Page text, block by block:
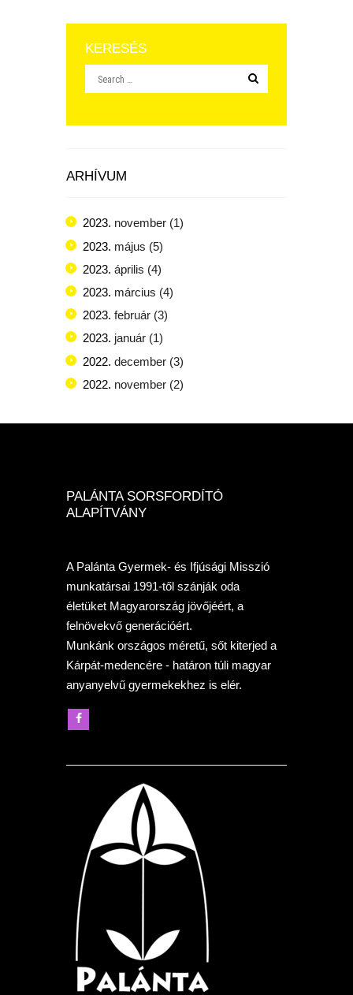
KERESÉS
ARHÍVUM
2023. november (1)
2023. május (5)
2023. április (4)
2023. március (4)
2023. február (3)
2023. január (1)
2022. december (3)
2022. november (2)
PALÁNTA SORSFORDÍTÓ
ALAPÍTVÁNY
A Palánta Gyermek- és Ifjúsági Misszió
munkatársai 1991-től szánják oda
életüket Magyarország jövőjéért, a
felnövekvő generációért.
Munkánk országos méretű, sőt kiterjed a
Kárpát-medencére - határon túli magyar
anyanyelvű gyermekekhez is elér.